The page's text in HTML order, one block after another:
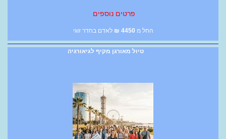
פרטים נוספים
החל מ 4450
₪ לאדם בחדר זוגי
טיול מאורגן מקיף לגיאורגיה